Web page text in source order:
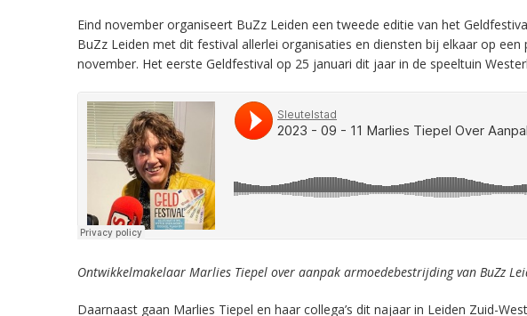
Eind november organiseert BuZz Leiden een tweede editie van het
BuZz Leiden met dit festival allerlei organisaties en diensten bij elkaar op
november. Het eerste Geldfestival op 25 januari dit jaar in de speeltuin
Ontwikkelmakelaar Marlies Tiepel over aanpak armoedebestrijding van BuZz
Daarnaast gaan Marlies Tiepel en haar collega’s dit najaar in Leiden Zuid-